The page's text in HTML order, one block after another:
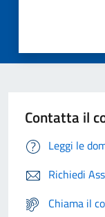
Contatta il
Leggi le
Richiedi
Chiama il